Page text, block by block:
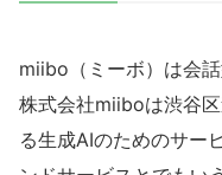
miibo（ミーボ）は会
株式会社miiboは渋谷
る生成AIのためのサー